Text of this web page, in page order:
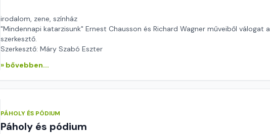
irodalom, zene, színház
"Mindennapi katarzisunk" Ernest Chausson és Richard Wagner műveiből válogat a
szerkesztő.
Szerkesztő: Máry Szabó Eszter
» bővebben...
PÁHOLY ÉS PÓDIUM
Páholy és pódium